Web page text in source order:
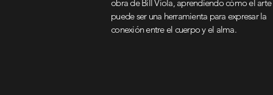
obra de Bill Viola, aprendiendo cómo el arte
puede ser una herramienta para expresar la
conexión entre el cuerpo y el alma.